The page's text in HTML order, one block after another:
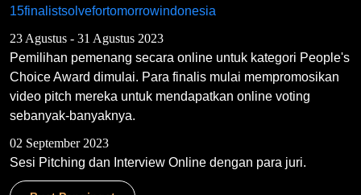
15finalistsolvefortomorrowindonesia
23 Agustus - 31 Agustus 2023
Pemilihan pemenang secara online untuk kategori People's
Choice Award dimulai. Para finalis mulai mempromosikan
video pitch mereka untuk mendapatkan online voting
sebanyak-banyaknya.
02 September 2023
Sesi Pitching dan Interview Online dengan para juri.